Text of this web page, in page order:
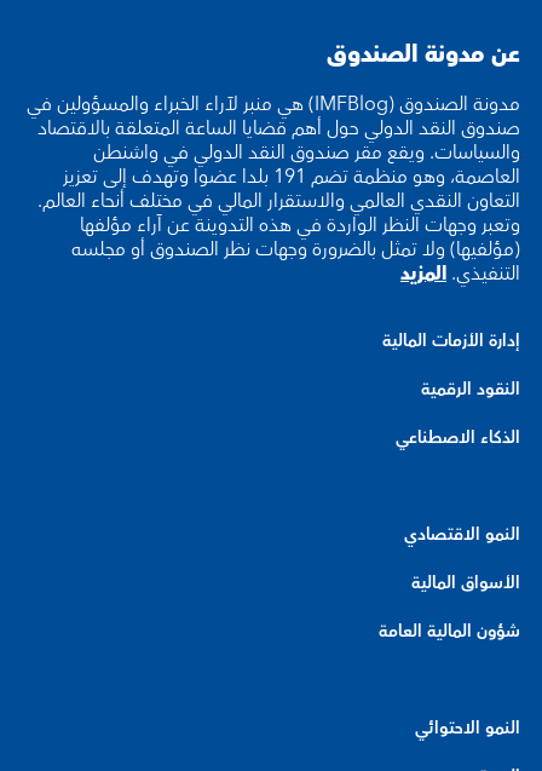
عن مدونة الصندوق
مدونة الصندوق (IMFBlog) هي منبر لآراء الخبراء والمسؤولين في
صندوق النقد الدولي حول أهم قضايا الساعة المتعلقة بالاقتصاد
والسياسات. ويقع مقر صندوق النقد الدولي في واشنطن
العاصمة، وهو منظمة تضم 191 بلدا عضوا وتهدف إلى تعزيز
التعاون النقدي العالمي والاستقرار المالي في مختلف أنحاء العالم.
وتعبر وجهات النظر الواردة في هذه التدوينة عن آراء مؤلفها
(مؤلفيها) ولا تمثل بالضرورة وجهات نظر الصندوق أو مجلسه
التنفيذي.المزيد
إدارة الأزمات المالية
النقود الرقمية
الذكاء الاصطناعي
النمو الاقتصادي
الأسواق المالية
شؤون المالية العامة
النمو الاحتوائي